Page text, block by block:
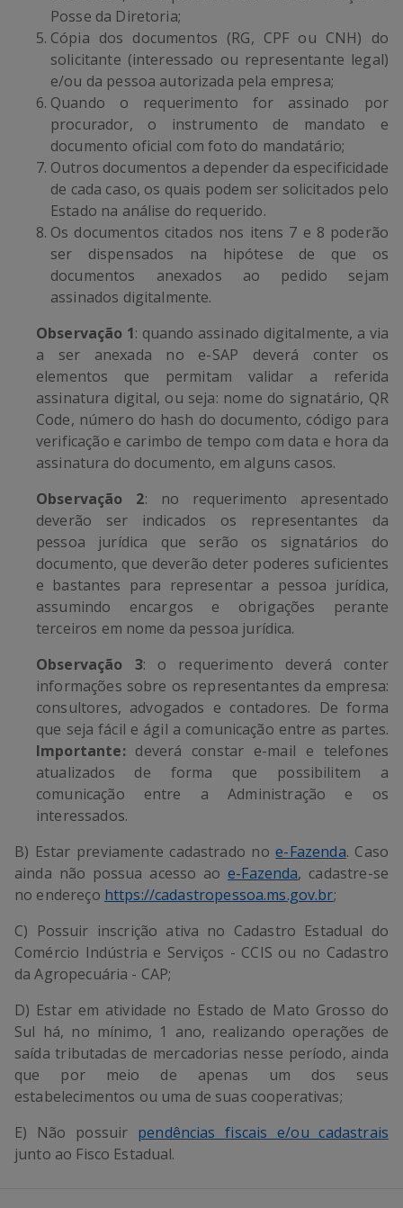
Posse da Diretoria;
Cópia dos documentos (RG, CPF ou CNH) do
solicitante (interessado ou representante legal)
e/ou da pessoa autorizada pela empresa;
Quando o requerimento for assinado por
procurador, o instrumento de mandato e
documento oficial com foto do mandatário;
Outros documentos a depender da especificidade
de cada caso, os quais podem ser solicitados pelo
Estado na análise do requerido.
Os documentos citados nos itens 7 e 8 poderão
ser dispensados na hipótese de que os
documentos anexados ao pedido sejam
assinados digitalmente.
Observação 1: quando assinado digitalmente, a via
a ser anexada no e-SAP deverá conter os
elementos que permitam validar a referida
assinatura digital, ou seja: nome do signatário, QR
Code, número do hash do documento, código para
verificação e carimbo de tempo com data e hora da
assinatura do documento, em alguns casos.
Observação 2: no requerimento apresentado
deverão ser indicados os representantes da
pessoa jurídica que serão os signatários do
documento, que deverão deter poderes suficientes
e bastantes para representar a pessoa jurídica,
assumindo encargos e obrigações perante
terceiros em nome da pessoa jurídica.
Observação 3: o requerimento deverá conter
informações sobre os representantes da empresa:
consultores, advogados e contadores. De forma
que seja fácil e ágil a comunicação entre as partes.
Importante: deverá constar e-mail e telefones
atualizados de forma que possibilitem a
comunicação entre a Administração e os
interessados.
B) Estar previamente cadastrado noe-Fazenda. Caso
ainda não possua acesso aoe-Fazenda, cadastre-se
no endereço https://cadastropessoa.ms.gov.br;
C) Possuir inscrição ativa no Cadastro Estadual do
Comércio Indústria e Serviços - CCIS ou no Cadastro
da Agropecuária - CAP;
D) Estar em atividade no Estado de Mato Grosso do
Sul há, no mínimo, 1 ano, realizando operações de
saída tributadas de mercadorias nesse período, ainda
que por meio de apenas um dos seus
estabelecimentos ou uma de suas cooperativas;
E) Não possuir pendências fiscais e/ou cadastrais
junto ao Fisco Estadual.